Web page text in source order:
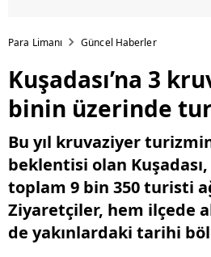
Para Limanı Güncel Haberler
Kuşadası’na 3
binin üzerinde
Bu yıl kruvaziyer
beklentisi olan
toplam 9 bin 350 turisti
Ziyaretçiler, hem ilçede
de yakınlardaki tarihi